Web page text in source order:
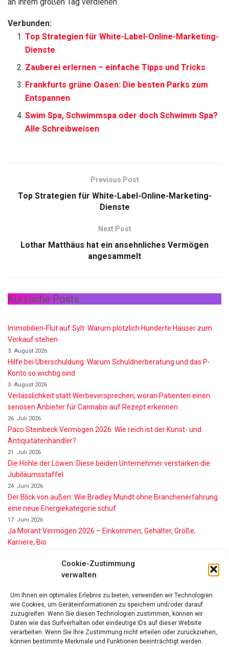
Cookie-Zustimmung
verwalten
Um Ihnen ein optimales Erlebnis zu bieten, verwenden wir Technologien
wie Cookies, um Geräteinformationen zu speichern und/oder darauf
zuzugreifen. Wenn Sie diesen Technologien zustimmen, können wir
Daten wie das Surfverhalten oder eindeutige IDs auf dieser Website
verarbeiten. Wenn Sie Ihre Zustimmung nicht erteilen oder zurückziehen,
können bestimmte Merkmale und Funktionen beeinträchtigt werden.
Verbunden:
Top Strategien für White-Label-Online-Marketing-
Dienste
Zauberei erlernen – einfache Tipps und Tricks
Frankfurts grüne Oasen: Die besten Parks zum
Entspannen
Swim Spa, Schwimmspa oder doch Schwimm Spa?
Alle Schreibweisen
Previous Post
Top Strategien für White-Label-Online-Marketing-
Dienste
Next Post
Lothar Matthäus hat ein ansehnliches Vermögen
angesammelt
Kürzliche Posts
Immobilien-Flut auf Sylt: Warum plötzlich Hunderte Häuser zum
Verkauf stehen
3. August 2026
Hilfe bei Überschuldung: Warum Schuldnerberatung und das P-
Konto so wichtig sind
3. August 2026
Verlässlichkeit statt Werbeversprechen, woran Patienten einen
seriösen Anbieter für Cannabis auf Rezept erkennen
26. Juli 2026
Paco Steinbeck Vermögen 2026: Wie reich ist der Kunst- und
Antiquitätenhändler?
21. Juli 2026
Die Höhle der Löwen: Diese beiden Unternehmer verstärken die
Jubiläumsstaffel
24. Juni 2026
Der Blick von außen: Wie Bradley Mundt ohne Branchenerfahrung
eine neue Energiekategorie schuf
17. Juni 2026
Ja Morant Vermögen 2026 – Einkommen, Gehälter, Größe,
Karriere, Bio
Alice Walton Vermögen 2026: So reich ist die Walmart-Erbin
wirklich
11. Juni 2026
Nino de Angelo Vermögen 2026 Wie Reich Ist Er?
9. Juni 2026